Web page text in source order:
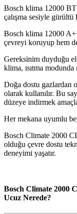
Bosch klima 12000
çalışma sesiyle
Bosch klima 12000
çevreyi koruyup hem
Gereksinim duyduğu
klima, ısıtma
Doğa dostu gazlardan
olarak kullanılır. Bu
düzeye indirmek
Her mekana uyumlu
Bosch Climate 2000
olduğu çevre dostu
deneyimi yaşatır.
Bosch Climate 2000
Ucuz Nerede?